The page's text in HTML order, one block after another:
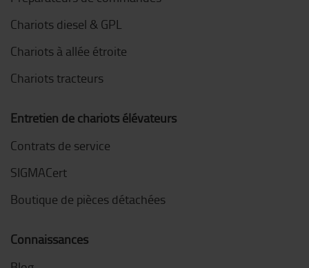
Chariots diesel & GPL
Chariots à allée étroite
Chariots tracteurs
Entretien de chariots élévateurs
Contrats de service
SIGMACert
Boutique de pièces détachées
Connaissances